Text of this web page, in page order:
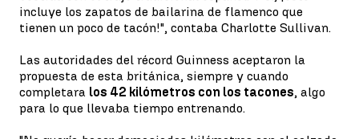
incluye los zapatos de bailarina de flamenco que
tienen un poco de tacón!", contaba Charlotte Sullivan.
Las autoridades del récord Guinness aceptaron la
propuesta de esta británica, siempre y cuando
completara los 42 kilómetros con los tacones, algo
para lo que llevaba tiempo entrenando.